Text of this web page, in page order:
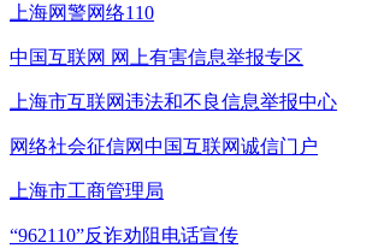
上海网警网络110
中国互联网 网上有害信息举报专区
上海市互联网违法和不良信息举报中心
网络社会征信网中国互联网诚信门户
上海市工商管理局
“962110”反诈劝阻电话宣传